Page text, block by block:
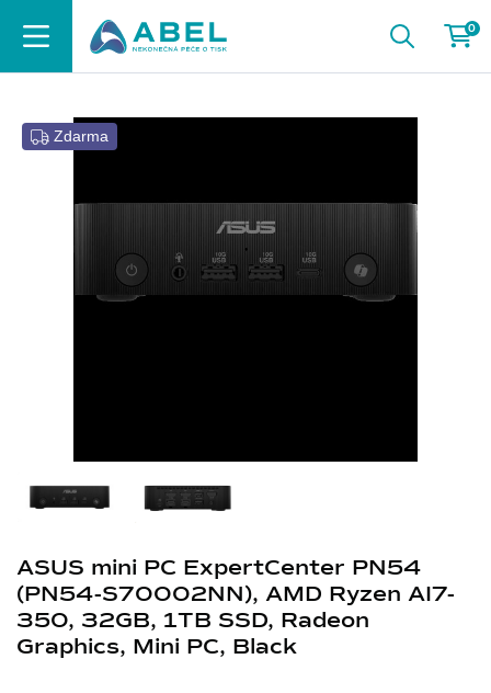
0
Zdarma
ASUS mini PC ExpertCenter PN54
(PN54-S70002NN), AMD Ryzen AI7-
350, 32GB, 1TB SSD, Radeon
Graphics, Mini PC, Black